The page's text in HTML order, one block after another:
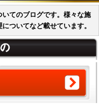
てのブログです。様々な施
ついてなど載せています。